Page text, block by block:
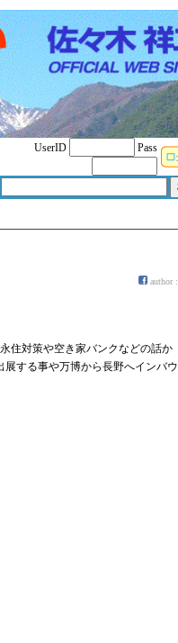
UserID Pass
author :
住対策や空き家バンクなどの話か
展する事や万博から長野へインバウ